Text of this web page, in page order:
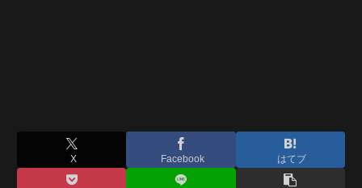
X Facebook はてブ